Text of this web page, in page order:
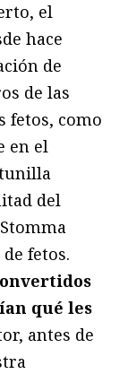
el
hace
de
de las
fetos, como
en el
del
fetos.
qué les
antes de